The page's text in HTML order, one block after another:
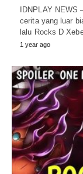
IDNPLAY NEWS
cerita yang luar
lalu Rocks D
1 year ago